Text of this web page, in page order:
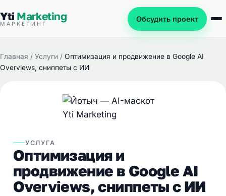
YtiMarketing
МАРКЕТИНГ
Обсудить проект
Главная / Услуги / Оптимизация и продвижение в Google AI
Overviews, сниппеты с ИИ
УСЛУГА
Оптимизация и
продвижение в Google AI
Overviews, сниппеты с ИИ